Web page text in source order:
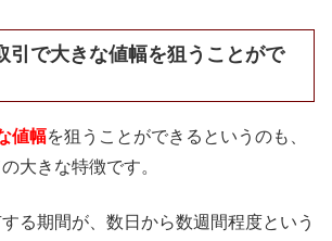
で大きな値幅を狙うことがで
値幅を狙うことができるというのも、
大きな特徴です。
る期間が、数日から数週間程度という